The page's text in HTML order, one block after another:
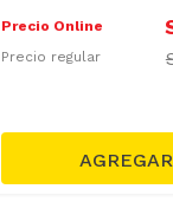
Precio Online
Precio regular